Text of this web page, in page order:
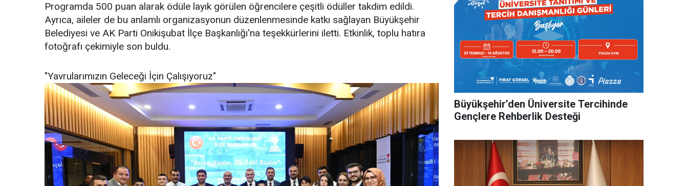
Programda 500 puan alarak ödüle layık görülen öğrencilere çeşitli ödüller takdim edildi.
Ayrıca, aileler de bu anlamlı organizasyonun düzenlenmesinde katkı sağlayan Büyükşehir
Belediyesi ve AK Parti Onikişubat İlçe Başkanlığı'na teşekkürlerini iletti. Etkinlik, toplu hatıra
fotoğrafı çekimiyle son buldu.
"Yavrularımızın Geleceği İçin Çalışıyoruz"
Büyükşehir’den Üniversite Tercihinde
Gençlere Rehberlik Desteği